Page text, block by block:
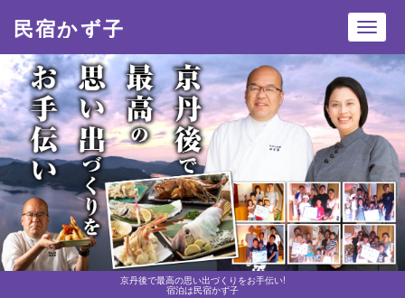
京丹後で最高の思い出づくりをお手伝い!
宿泊は民宿かず子
民宿かず子